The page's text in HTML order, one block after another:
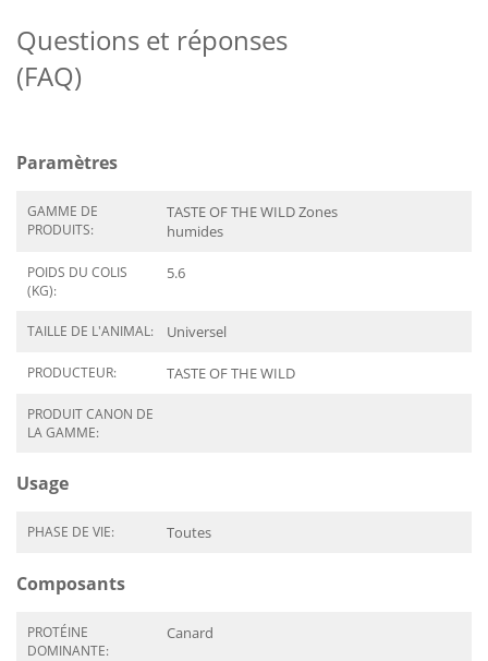
Questions et réponses
(FAQ)
Paramètres
GAMME DE
PRODUITS:
TASTE OF THE WILD Zones
humides
POIDS DU COLIS
(KG):
5.6
TAILLE DE L'ANIMAL: Universel
PRODUCTEUR: TASTE OF THE WILD
PRODUIT CANON DE
LA GAMME:
Usage
PHASE DE VIE: Toutes
Composants
PROTÉINE
DOMINANTE:
Canard